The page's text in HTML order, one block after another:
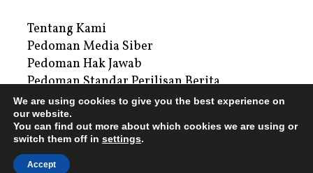
Tentang Kami
Pedoman Media Siber
Pedoman Hak Jawab
Pedoman Standar Perilisan Berita
Privacy Policy
Periklanan
Copyright © 2026 | PT. Tegar Kupas Mediatama
We are using cookies to give you the best experience on
our website.
You can find out more about which cookies we are using or
switch them off in settings.
Accept